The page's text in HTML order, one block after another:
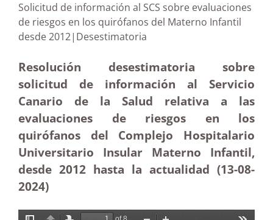
Solicitud de información al SCS sobre evaluaciones
de riesgos en los quirófanos del Materno Infantil
desde 2012|Desestimatoria
Resolución desestimatoria sobre
solicitud de información al Servicio
Canario de la Salud relativa a las
evaluaciones de riesgos en los
quirófanos del Complejo Hospitalario
Universitario Insular Materno Infantil,
desde 2012 hasta la actualidad (13-08-
2024)